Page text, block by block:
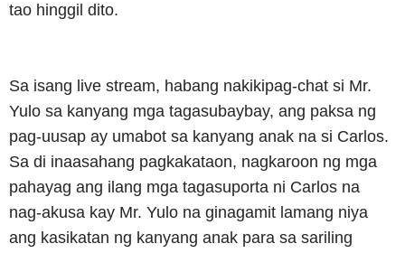
tao hinggil dito.
Sa isang live stream, habang nakikipag-chat si Mr.
Yulo sa kanyang mga tagasubaybay, ang paksa ng
pag-uusap ay umabot sa kanyang anak na si Carlos.
Sa di inaasahang pagkakataon, nagkaroon ng mga
pahayag ang ilang mga tagasuporta ni Carlos na
nag-akusa kay Mr. Yulo na ginagamit lamang niya
ang kasikatan ng kanyang anak para sa sariling